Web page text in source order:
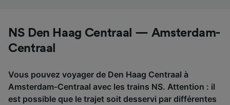
NS Den Haag Centraal — Amsterdam-
Centraal
Vous pouvez voyager de Den Haag Centraal à
Amsterdam-Centraal avec les trains NS. Attention : il
est possible que le trajet soit desservi par différentes